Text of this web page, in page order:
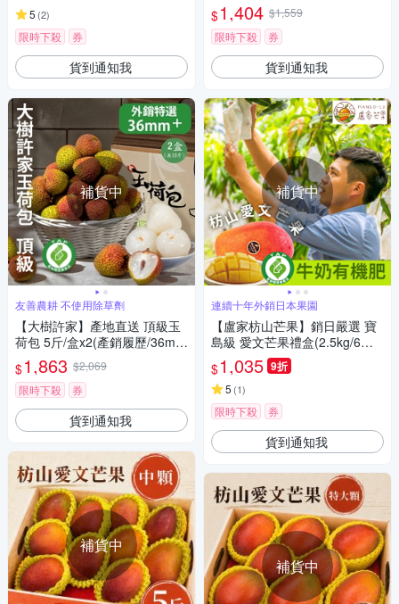
5 (2)
限時下殺 券
貨到通知我
補貨中
友善農耕 不使用除草劑
【大樹許家】產地直送 頂級玉
荷包 5斤/盒x2(產銷履歷/36mm
以上/顆/禮盒)
$1,863 $2,069
限時下殺
券
貨到通知我
補貨中
mm/顆/禮盒)
$1,404 $1,559
限時下殺
券
貨到通知我
補貨中
連續十年外銷日本果園
【盧家枋山芒果】銷日嚴選 寶
島級 愛文芒果禮盒(2.5kg/6顆/
送禮/產銷履歷認證/郵局快捷常
溫配送)
$1,035 9折
5 (1)
限時下殺 券
貨到通知我
補貨中